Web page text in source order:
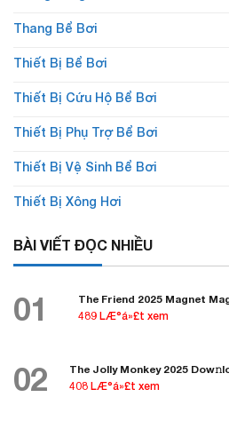
Thang Bể Bơi
Thiết Bị Bể Bơi
Thiết Bị Cứu Hộ Bể Bơi
Thiết Bị Phụ Trợ Bể Bơi
Thiết Bị Vệ Sinh Bể Bơi
Thiết Bị Xông Hơi
BÀI VIẾT ĐỌC NHIỀU
01
The Friend 2025 Magnet
489 LÆ°á»£t xem
02
The Jolly Monkey 2025
408 LÆ°á»£t xem